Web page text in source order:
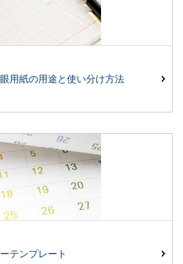
用紙の用途と使い分け方法
テンプレート